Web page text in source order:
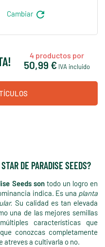
Cambiar refresh
4 productos por
50,99 € IVA incluido
DE PARADISE SEEDS?
Seeds sontodo un logro en
indica. Es una planta
Su calidad es tan elevada
una de las mejores semillas
características que
conozcas completamente
atreves a cultivarla o no.